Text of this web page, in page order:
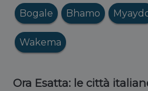
Bogale Bhamo
Wakema
Ora Esatta: le città